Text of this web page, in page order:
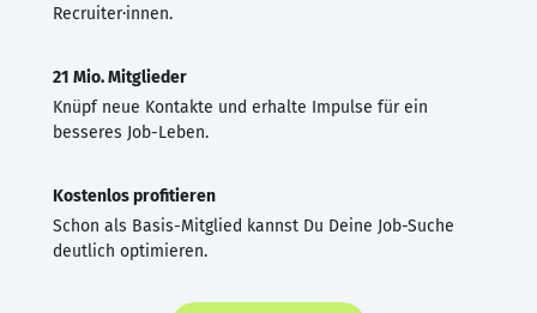
Recruiter·innen.
21 Mio. Mitglieder
Knüpf neue Kontakte und erhalte Impulse für ein
besseres Job-Leben.
Kostenlos profitieren
Schon als Basis-Mitglied kannst Du Deine Job-Suche
deutlich optimieren.